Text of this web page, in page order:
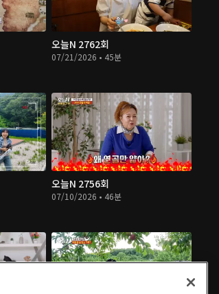
오늘N 2762회
07/21/2026 • 45분
오늘N 2756회
07/10/2026 • 46분